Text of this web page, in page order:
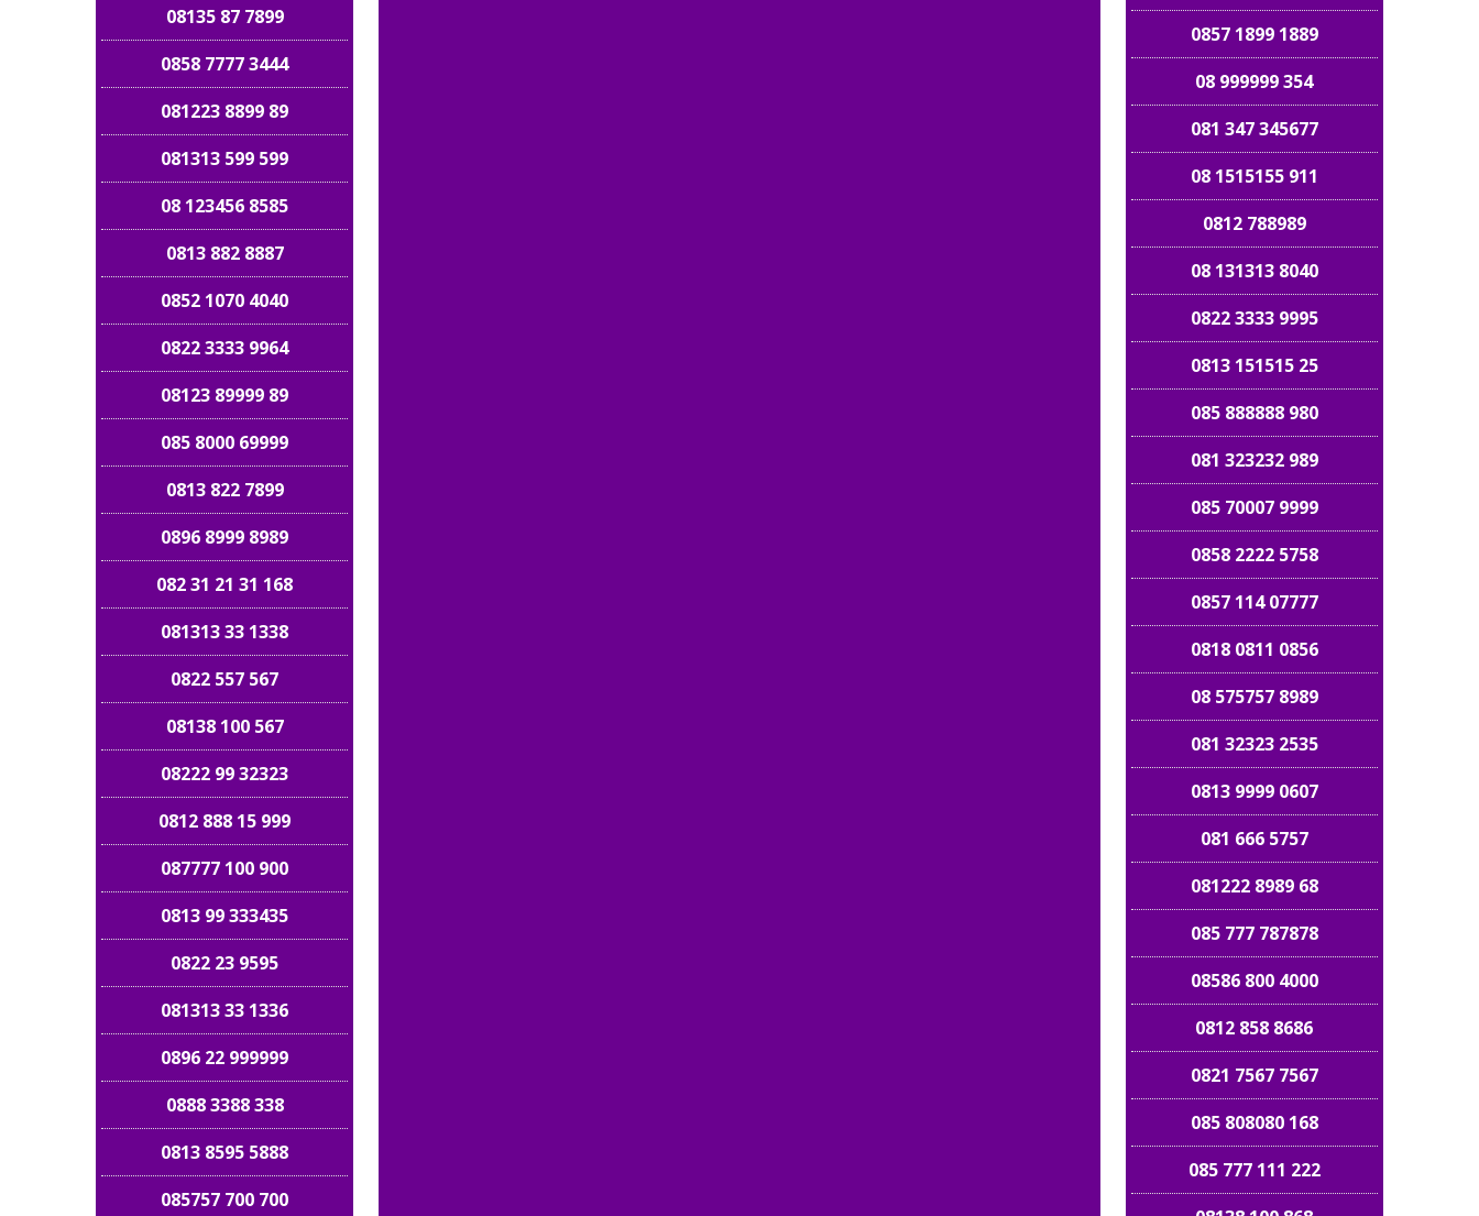
08135 87 7899
0858 7777 3444
081223 8899 89
081313 599 599
08 123456 8585
0813 882 8887
0852 1070 4040
0822 3333 9964
08123 89999 89
085 8000 69999
0813 822 7899
0896 8999 8989
082 31 21 31 168
081313 33 1338
0822 557 567
08138 100 567
08222 99 32323
0812 888 15 999
087777 100 900
0813 99 333435
0822 23 9595
081313 33 1336
0896 22 999999
0888 3388 338
0813 8595 5888
085757 700 700
0857 1899 1889
08 999999 354
081 347 345677
08 1515155 911
0812 788989
08 131313 8040
0822 3333 9995
0813 151515 25
085 888888 980
081 323232 989
085 70007 9999
0858 2222 5758
0857 114 07777
0818 0811 0856
08 575757 8989
081 32323 2535
0813 9999 0607
081 666 5757
081222 8989 68
085 777 787878
08586 800 4000
0812 858 8686
0821 7567 7567
085 808080 168
085 777 111 222